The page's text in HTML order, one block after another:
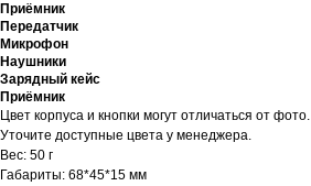
Приёмник
Передатчик
Микрофон
Наушники
Зарядный кейс
Приёмник
Цвет корпуса и кнопки могут отличаться от фото.
Уточите доступные цвета у менеджера.
Вес: 50 г
Габариты: 68*45*15 мм